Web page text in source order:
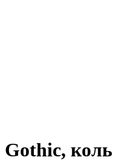
Gothic,